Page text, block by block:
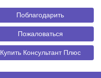
Поблагодарить
Пожаловаться
Купить Консультант Плюс